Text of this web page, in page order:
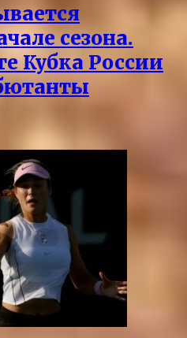
сезона.
Кубка России